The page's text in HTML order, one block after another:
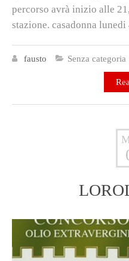
percorso avrà inizio alle
stazione. casadonna
fausto Senza categoria